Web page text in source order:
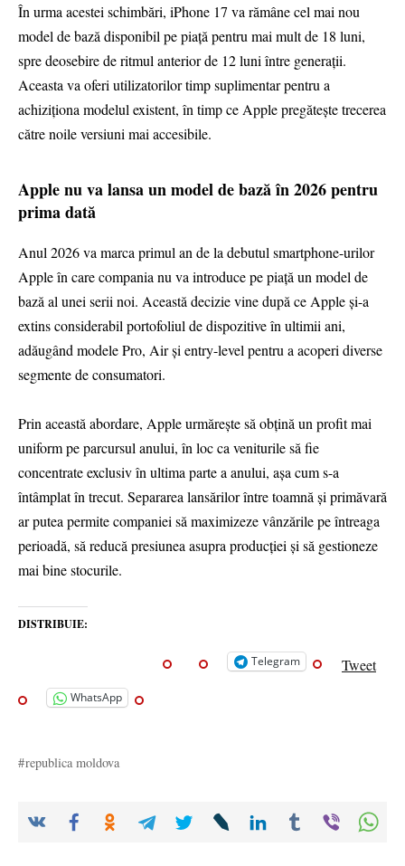
În urma acestei schimbări, iPhone 17 va rămâne cel mai nou
model de bază disponibil pe piață pentru mai mult de 18 luni,
spre deosebire de ritmul anterior de 12 luni între generații.
Aceasta va oferi utilizatorilor timp suplimentar pentru a
achiziționa modelul existent, în timp ce Apple pregătește trecerea
către noile versiuni mai accesibile.
Apple nu va lansa un model de bază în 2026 pentru
prima dată
Anul 2026 va marca primul an de la debutul smartphone-urilor
Apple în care compania nu va introduce pe piaţă un model de
bază al unei serii noi. Această decizie vine după ce Apple şi-a
extins considerabil portofoliul de dispozitive în ultimii ani,
adăugând modele Pro, Air şi entry-level pentru a acoperi diverse
segmente de consumatori.
Prin această abordare, Apple urmăreşte să obţină un profit mai
uniform pe parcursul anului, în loc ca veniturile să fie
concentrate exclusiv în ultima parte a anului, aşa cum s-a
întâmplat în trecut. Separarea lansărilor între toamnă şi primăvară
ar putea permite companiei să maximizeze vânzările pe întreaga
perioadă, să reducă presiunea asupra producţiei şi să gestioneze
mai bine stocurile.
DISTRIBUIE:
Telegram Tweet
WhatsApp
republica moldova